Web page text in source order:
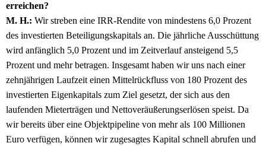
erreichen?
M. H.: Wir streben eine IRR-Rendite von mindestens 6,0 Prozent
des investierten Beteiligungskapitals an. Die jährliche Ausschüttung
wird anfänglich 5,0 Prozent und im Zeitverlauf ansteigend 5,5
Prozent und mehr betragen. Insgesamt haben wir uns nach einer
zehnjährigen Laufzeit einen Mittelrückfluss von 180 Prozent des
investierten Eigenkapitals zum Ziel gesetzt, der sich aus den
laufenden Mieterträgen und Nettoveräußerungserlösen speist. Da
wir bereits über eine Objektpipeline von mehr als 100 Millionen
Euro verfügen, können wir zugesagtes Kapital schnell abrufen und